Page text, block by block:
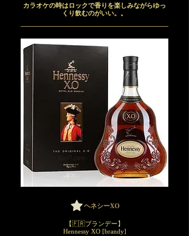
カラオケの時はロックで香りを楽しみながらゆっ
くり飲むのがいい。。
ヘネシーXO
【🇫🇷ブランデー】
Hennessy XO [brandy]